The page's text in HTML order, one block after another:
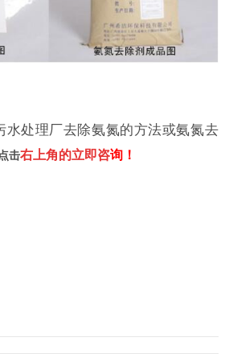
水处理厂去除氨氮的方法或氨氮去
击右上角的立即咨询 ！